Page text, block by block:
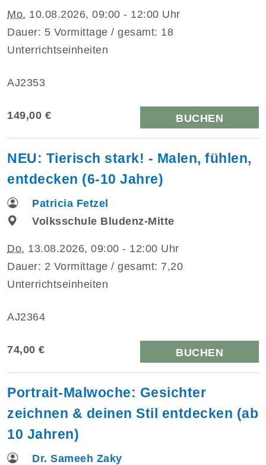
Mo. 10.08.2026, 09:00 - 12:00 Uhr
Dauer: 5 Vormittage / gesamt: 18
Unterrichtseinheiten
AJ2353
149,00 € BUCHEN
NEU: Tierisch stark! - Malen, fühlen,
entdecken (6-10 Jahre)
Patricia Fetzel
Volksschule Bludenz-Mitte
Do. 13.08.2026, 09:00 - 12:00 Uhr
Dauer: 2 Vormittage / gesamt: 7,20
Unterrichtseinheiten
AJ2364
74,00 € BUCHEN
Portrait-Malwoche: Gesichter
zeichnen & deinen Stil entdecken (ab
10 Jahren)
Dr. Sameeh Zaky